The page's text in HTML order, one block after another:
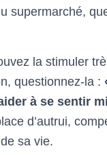
supermarché,
la stimuler
questionnez-la :
à se sentir
d’autrui,
sa vie.